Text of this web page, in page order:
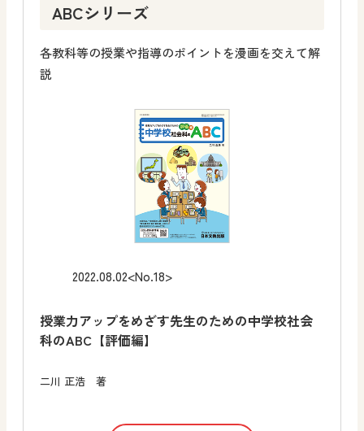
ABCシリーズ
各教科等の授業や指導のポイントを漫画を交えて解
説
2022.08.02<No.18>
授業力アップをめざす先生のための中学校社会
科のABC【評価編】
二川 正浩 著